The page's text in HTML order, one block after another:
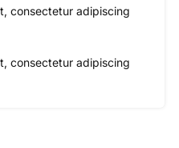
consectetur adipiscing
consectetur adipiscing